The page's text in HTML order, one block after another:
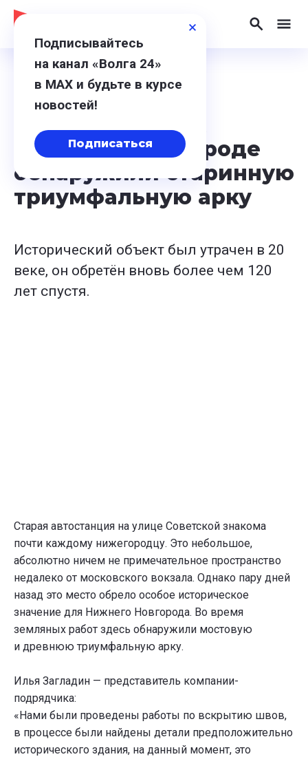
13 августа 2024, 12:38
В ходе раскопок
в Нижнем Новгороде
обнаружили старинную
триумфальную арку
Исторический объект был утрачен в 20
веке, он обретён вновь более чем 120
лет спустя.
Старая автостанция на улице Советской знакома
почти каждому нижегородцу. Это небольшое,
абсолютно ничем не примечательное пространство
недалеко от московского вокзала. Однако пару дней
назад это место обрело особое историческое
значение для Нижнего Новгорода. Во время
земляных работ здесь обнаружили мостовую
и древнюю триумфальную арку.
Илья Загладин — представитель компании-
подрядчика:
«Нами были проведены работы по вскрытию швов,
в процессе были найдены детали предположительно
исторического здания, на данный момент, это
Подписывайтесь
на канал «Волга 24»
в МАХ и будьте в курсе
новостей!
Подписаться